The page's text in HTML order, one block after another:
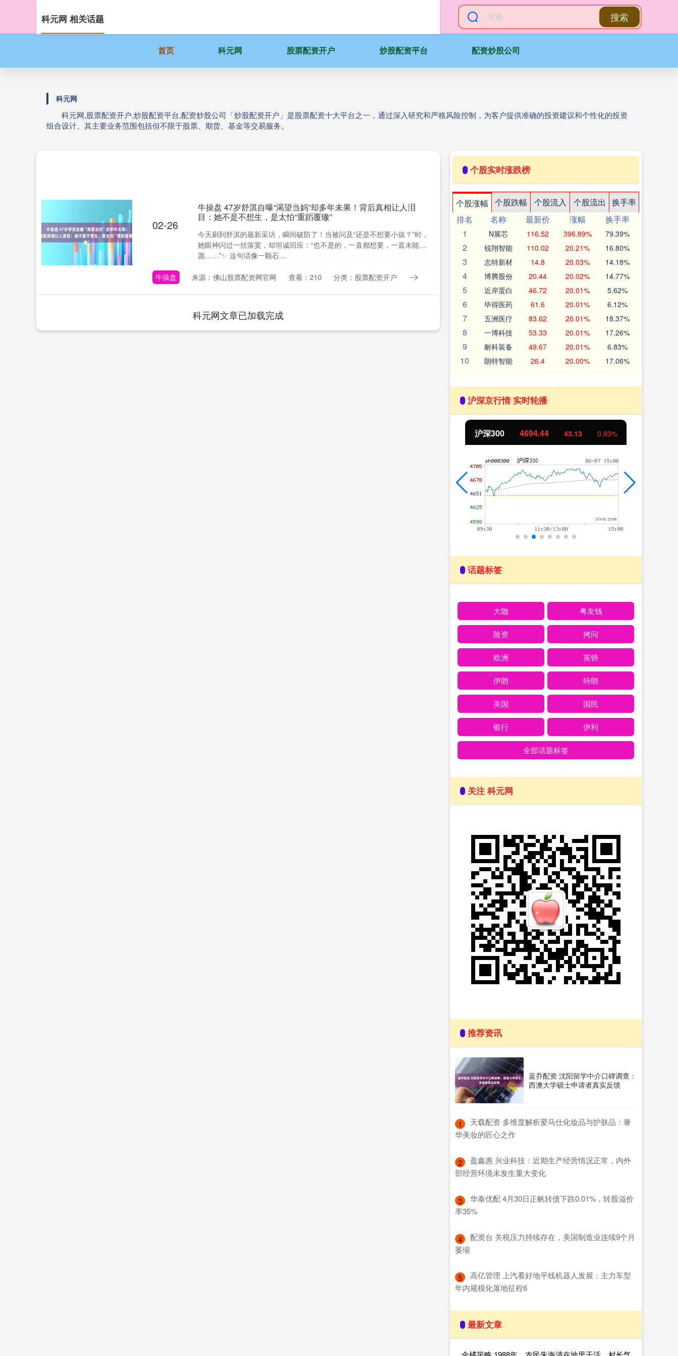
搜索
首页 科元网 股票配资开户 炒股配资平台 配资炒股公司
科元网
科元网,股票配资开户,炒股配资平台,配资炒股公司「炒股配资开户」是股票配资十大平台之一，通过深入研究和严格风险控制，为客户提供准确的投资建议和个性化的投资
组合设计。其主要业务范围包括但不限于股票、期货、基金等交易服务。
科元网 相关话题
02-26
牛操盘 47岁舒淇自曝“渴望当妈”却多年未果！背后真相让人泪
目：她不是不想生，是太怕“重蹈覆辙”
今天刷到舒淇的最新采访，瞬间破防了！当被问及“还是不想要小孩？”时，
她眼神闪过一丝落寞，却坦诚回应：“也不是的，一直都想要，一直未能如
愿……”✨ 这句话像一颗石....
牛操盘 来源：佛山股票配资网官网 查看：210 分类：股票配资开户
科元网文章已加载完成
个股实时涨跌榜
个股涨幅 个股跌幅 个股流入 个股流出
换手率
排名
名称 最新价 涨幅
换手率
1
N展芯 116.52 396.89% 79.39%
2 锐翔智能 110.02 20.21% 16.80%
3 志特新材 14.8 20.03% 14.18%
4 博腾股份 20.44 20.02% 14.77%
5 近岸蛋白 46.72 20.01% 5.62%
6 毕得医药 61.6 20.01% 6.12%
7 五洲医疗 83.62 20.01% 18.37%
8 一博科技 53.33 20.01% 17.26%
9 耐科装备 49.67 20.01% 6.83%
10 朗特智能 26.4 20.00% 17.06%
沪深京行情 实时轮播
沪深300 4694.44 43.13 0.93%
话题标签
大咖 粤友钱
险资 拷问
欧洲 英镑
伊朗 特朗
美国 国民
银行 伊利
全部话题标签
关注 科元网
推荐资讯
蓝乔配资 沈阳留学中介口碑调查：
西澳大学硕士申请者真实反馈
1
​天载配资 多维度解析爱马仕化妆品与护肤品：奢
华美妆的匠心之作
2
​盈鑫惠 兴业科技：近期生产经营情况正常，内外
部经营环境未发生重大变化
3
​华泰优配 4月30日正帆转债下跌0.01%，转股溢价
率35%
4
​配资台 关税压力持续存在，美国制造业连续9个月
萎缩
5
​高亿管理 上汽看好地平线机器人发展：主力车型
年内规模化落地征程6
最新文章